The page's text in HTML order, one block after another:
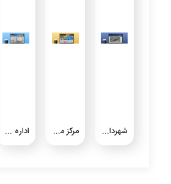
شهرداری شیرین شهر مرکز ملی گرد و خاک اداره کل هواشناسی استان خوزستان